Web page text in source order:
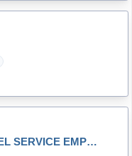
OLLANTAYTAMBO TRAVEL SERVICE EMPRESA INDIVIDUAL DE RESPONSABILIDAD LIMITADA-OLLANTAYTAMBO TRAVEL SER